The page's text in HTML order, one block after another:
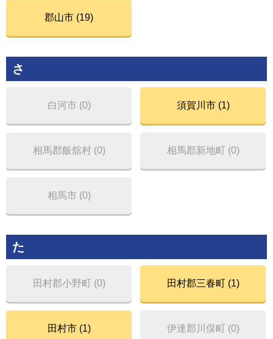
郡山市 (19)
さ
白河市 (0) 須賀川市 (1)
相馬郡飯舘村 (0) 相馬郡新地町 (0)
相馬市 (0)
た
田村郡小野町 (0) 田村郡三春町 (1)
田村市 (1) 伊達郡川俣町 (0)